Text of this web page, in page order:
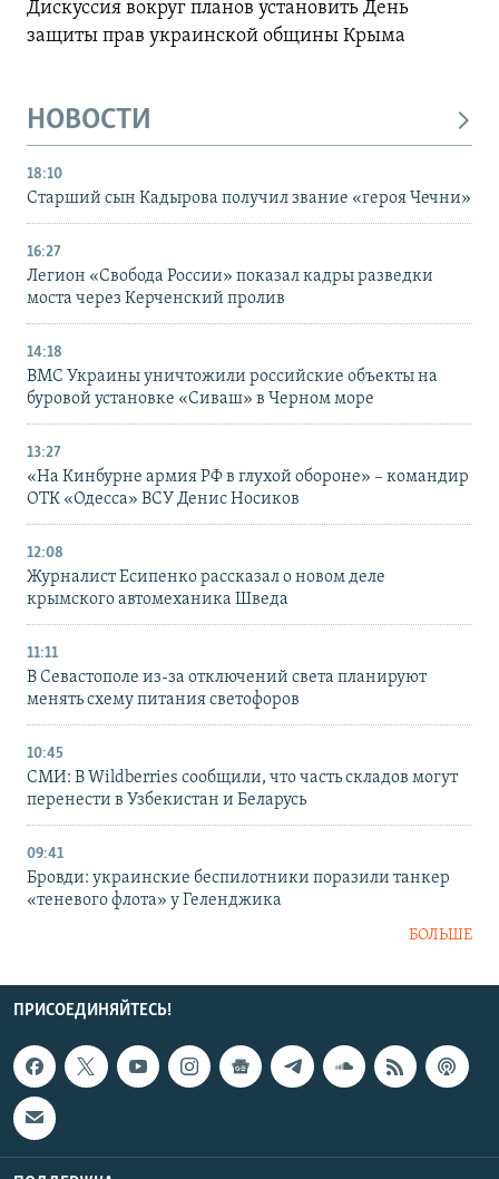
Дискуссия вокруг планов установить День
защиты прав украинской общины Крыма
НОВОСТИ
18:10
Старший сын Кадырова получил звание «героя Чечни»
16:27
Легион «Свобода России» показал кадры разведки
моста через Керченский пролив
14:18
ВМС Украины уничтожили российские объекты на
буровой установке «Сиваш» в Черном море
13:27
«На Кинбурне армия РФ в глухой обороне» – командир
ОТК «Одесса» ВСУ Денис Носиков
12:08
Журналист Есипенко рассказал о новом деле
крымского автомеханика Шведа
11:11
В Севастополе из-за отключений света планируют
менять схему питания светофоров
10:45
СМИ: В Wildberries сообщили, что часть складов могут
перенести в Узбекистан и Беларусь
09:41
Бровди: украинские беспилотники поразили танкер
«теневого флота» у Геленджика
БОЛЬШЕ
ПРИСОЕДИНЯЙТЕСЬ!